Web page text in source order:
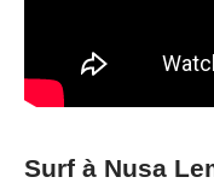
Surf à Nusa